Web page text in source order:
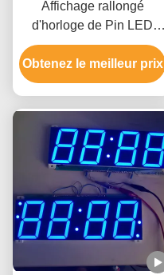
Affichage rallongé
d'horloge de Pin LED
segment 80mW du chiffre
7 de 0,64 pouces
Obtenez le meilleur prix